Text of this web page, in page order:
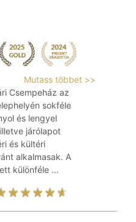
Mutass többet >>
Csempeház az
sokféle
és lengyel
járólapot
és kültéri
alkalmasak. A
különféle ...